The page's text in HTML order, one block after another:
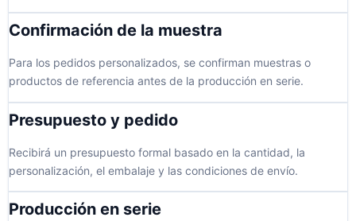
Confirmación de la muestra
Para los pedidos personalizados, se confirman muestras o
productos de referencia antes de la producción en serie.
Presupuesto y pedido
Recibirá un presupuesto formal basado en la cantidad, la
personalización, el embalaje y las condiciones de envío.
Producción en serie